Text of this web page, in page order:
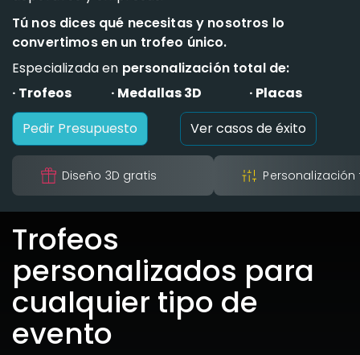
Tú nos dices qué necesitas y nosotros lo
convertimos en un trofeo único.
Especializada en personalización total de:
· Trofeos
· Medallas 3D
· Placas
Pedir Presupuesto
Ver casos de éxito
Diseño 3D gratis
Trofeos
personalizados para
cualquier tipo de
evento